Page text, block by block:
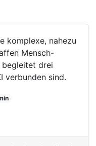
komplexe, nahezu
Mensch-
begleitet drei
verbunden sind.